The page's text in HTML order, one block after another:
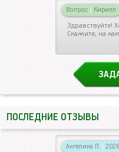
Вопрос | Кирилл
Здравствуйте!
Скажите, на
ПОСЛЕДНИЕ ОТЗЫВЫ
Ангелина П. |